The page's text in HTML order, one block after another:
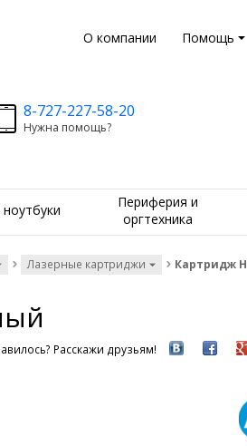
О компании Помощь
8-727-227-58-20
Нужна помощь?
Периферия и
оргтехника
Лазерные картриджи Картридж
Расскажи друзьям!